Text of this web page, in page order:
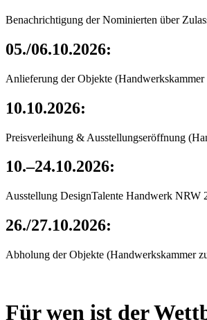
Benachrichtigung der Nominierten über
05./06.10.2026:
Anlieferung der Objekte
10.10.2026:
Preisverleihung & Ausstellungseröffnung
10.–24.10.2026:
Ausstellung DesignTalente Handwerk
26./27.10.2026:
Abholung der Objekte (Handwerkskammer
Für wen ist der